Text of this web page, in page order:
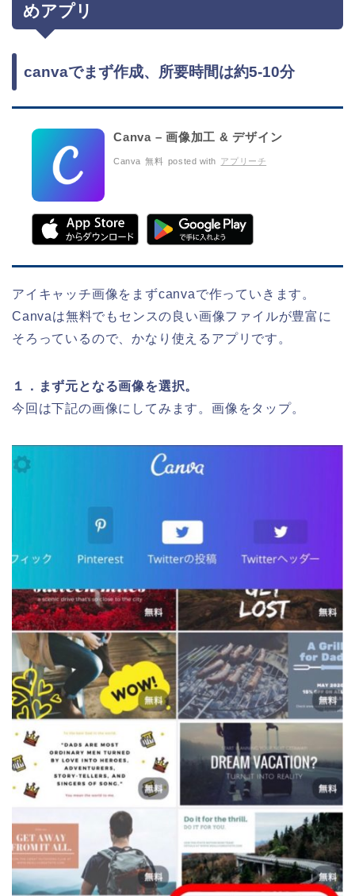
めアプリ
canvaでまず作成、所要時間は約5-10分
Canva – 画像加工 & デザイン
Canva 無料 posted with アプリーチ
アイキャッチ画像をまずcanvaで作っていきます。
Canvaは無料でもセンスの良い画像ファイルが豊富に
そろっているので、かなり使えるアプリです。
１．まず元となる画像を選択。
今回は下記の画像にしてみます。画像をタップ。